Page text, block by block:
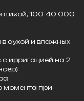
100-40 000
сухой и влажных
с ирригацией на 2
момента при